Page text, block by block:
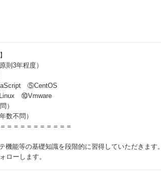
則3年程度）
⑤CentOS
⑩Vmware
）
数不問）
＝＝＝＝＝＝＝＝＝＝
機能等の基礎知識を段階的に習得していただきます。
ローします。